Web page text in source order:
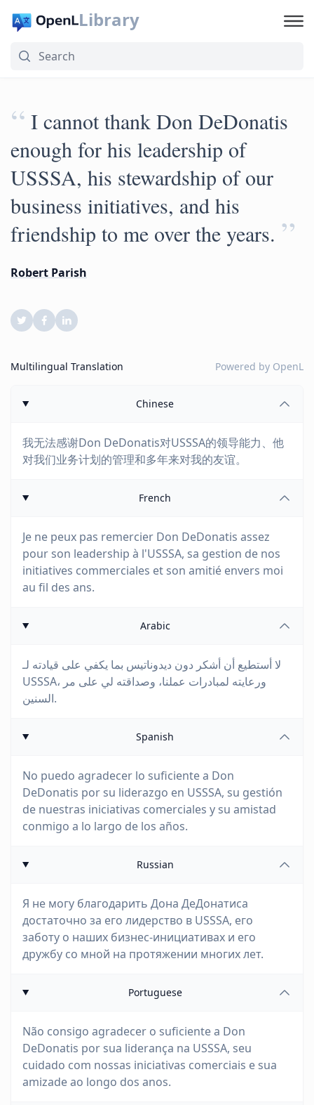
Library
“ I cannot thank Don DeDonatis
enough for his leadership of
USSSA, his stewardship of our
business initiatives, and his
friendship to me over the years. ”
Robert Parish
Multilingual Translation Powered by OpenL
Chinese
我无法感谢Don DeDonatis对USSSA的领导能力、他
对我们业务计划的管理和多年来对我的友谊。
French
Je ne peux pas remercier Don DeDonatis assez
pour son leadership à l'USSSA, sa gestion de nos
initiatives commerciales et son amitié envers moi
au fil des ans.
Arabic
لا أستطيع أن أشكر دون ديدوناتيس بما يكفي على قيادته لـ
USSSA، ورعايته لمبادرات عملنا، وصداقته لي على مر
السنين.
Spanish
No puedo agradecer lo suficiente a Don
DeDonatis por su liderazgo en USSSA, su gestión
de nuestras iniciativas comerciales y su amistad
conmigo a lo largo de los años.
Russian
Я не могу благодарить Дона ДеДонатиса
достаточно за его лидерство в USSSA, его
заботу о наших бизнес-инициативах и его
дружбу со мной на протяжении многих лет.
Portuguese
Não consigo agradecer o suficiente a Don
DeDonatis por sua liderança na USSSA, seu
cuidado com nossas iniciativas comerciais e sua
amizade ao longo dos anos.